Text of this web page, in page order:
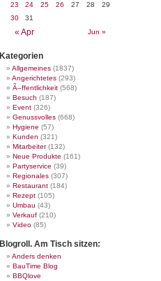
« Apr Jun »
23
24 25 26 27 28
29
30
31
Kategorien
Allgemeines (1837)
Angerichtetes (293)
Ã–ffentlichkeit (568)
Besuch (187)
Event (326)
Genussvolles (668)
Hygiene (57)
Kunden (321)
Mitarbeiter(132)
Neue Produkte (161)
Partyservice (39)
Regionales (307)
Restaurant (184)
Rezept (105)
Umbau (43)
Verkauf (210)
Video (85)
Blogroll. Am Tisch sitzen:
Anders denken
BauTime Blog
BBQlove